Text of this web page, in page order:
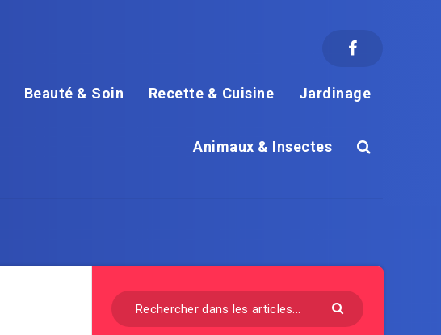
Beauté & Soin Recette & Cuisine Jardinage
Animaux & Insectes